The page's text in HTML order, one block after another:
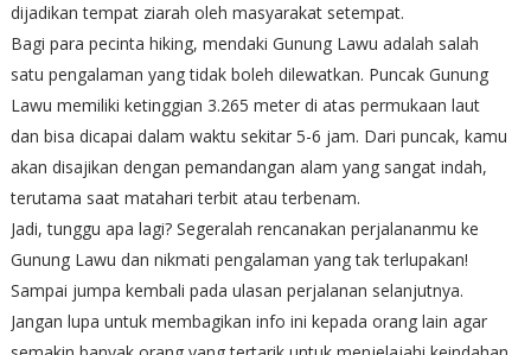
dijadikan tempat ziarah oleh masyarakat setempat.
Bagi para pecinta hiking, mendaki Gunung Lawu adalah salah
satu pengalaman yang tidak boleh dilewatkan. Puncak Gunung
Lawu memiliki ketinggian 3.265 meter di atas permukaan laut
dan bisa dicapai dalam waktu sekitar 5-6 jam. Dari puncak, kamu
akan disajikan dengan pemandangan alam yang sangat indah,
terutama saat matahari terbit atau terbenam.
Jadi, tunggu apa lagi? Segeralah rencanakan perjalananmu ke
Gunung Lawu dan nikmati pengalaman yang tak terlupakan!
Sampai jumpa kembali pada ulasan perjalanan selanjutnya.
Jangan lupa untuk membagikan info ini kepada orang lain agar